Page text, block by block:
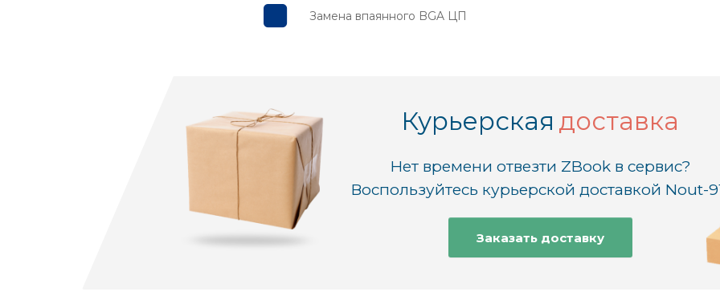
Замена впаянного BGA ЦП
Курьерская доставка
Нет времени отвезти ZBook в сервис?
Воспользуйтесь курьерской доставкой Nout-
Заказать доставку